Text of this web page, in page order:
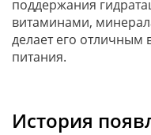
поддержания
витаминами,
делает его отличным
питания.
История